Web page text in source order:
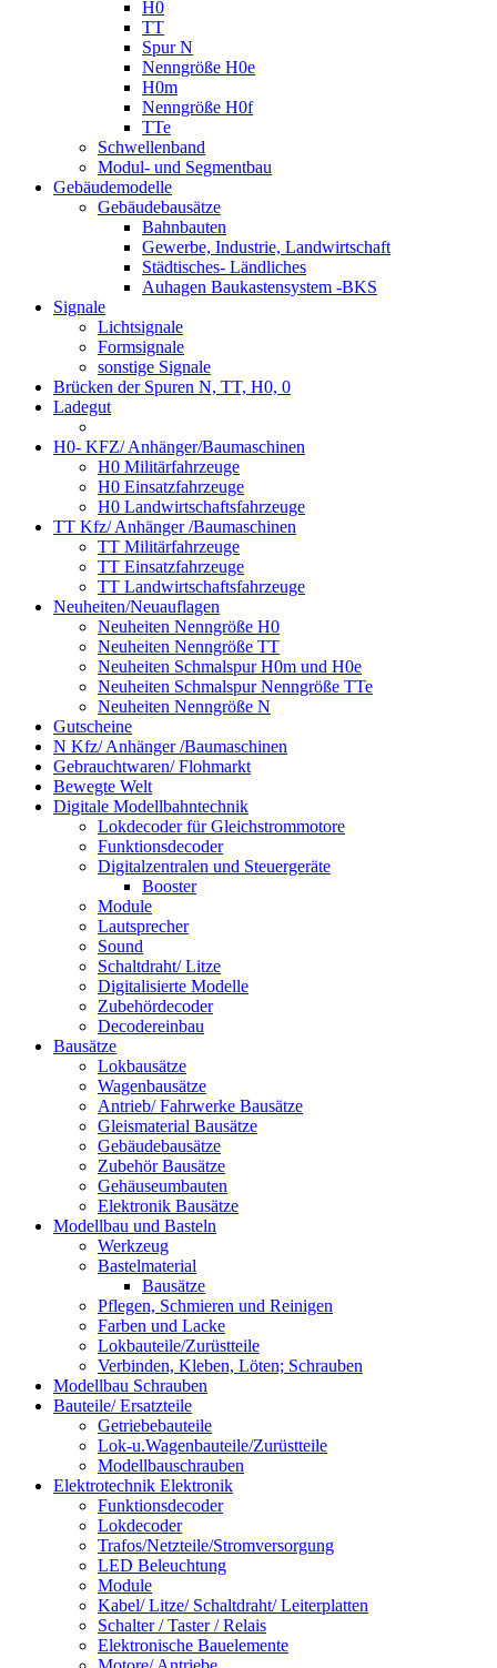
H0
TT
Spur N
Nenngröße H0e
H0m
Nenngröße H0f
TTe
Schwellenband
Modul- und Segmentbau
Gebäudemodelle
Gebäudebausätze
Bahnbauten
Gewerbe, Industrie, Landwirtschaft
Städtisches- Ländliches
Auhagen Baukastensystem -BKS
Signale
Lichtsignale
Formsignale
sonstige Signale
Brücken der Spuren N, TT, H0, 0
Ladegut
H0- KFZ/ Anhänger/Baumaschinen
H0 Militärfahrzeuge
H0 Einsatzfahrzeuge
H0 Landwirtschaftsfahrzeuge
TT Kfz/ Anhänger /Baumaschinen
TT Militärfahrzeuge
TT Einsatzfahrzeuge
TT Landwirtschaftsfahrzeuge
Neuheiten/Neuauflagen
Neuheiten Nenngröße H0
Neuheiten Nenngröße TT
Neuheiten Schmalspur H0m und H0e
Neuheiten Schmalspur Nenngröße TTe
Neuheiten Nenngröße N
Gutscheine
N Kfz/ Anhänger /Baumaschinen
Gebrauchtwaren/ Flohmarkt
Bewegte Welt
Digitale Modellbahntechnik
Lokdecoder für Gleichstrommotore
Funktionsdecoder
Digitalzentralen und Steuergeräte
Booster
Module
Lautsprecher
Sound
Schaltdraht/ Litze
Digitalisierte Modelle
Zubehördecoder
Decodereinbau
Bausätze
Lokbausätze
Wagenbausätze
Antrieb/ Fahrwerke Bausätze
Gleismaterial Bausätze
Gebäudebausätze
Zubehör Bausätze
Gehäuseumbauten
Elektronik Bausätze
Modellbau und Basteln
Werkzeug
Bastelmaterial
Bausätze
Pflegen, Schmieren und Reinigen
Farben und Lacke
Lokbauteile/Zurüstteile
Verbinden, Kleben, Löten; Schrauben
Modellbau Schrauben
Bauteile/ Ersatzteile
Getriebebauteile
Lok-u.Wagenbauteile/Zurüstteile
Modellbauschrauben
Elektrotechnik Elektronik
Funktionsdecoder
Lokdecoder
Trafos/Netzteile/Stromversorgung
LED Beleuchtung
Module
Kabel/ Litze/ Schaltdraht/ Leiterplatten
Schalter / Taster / Relais
Elektronische Bauelemente